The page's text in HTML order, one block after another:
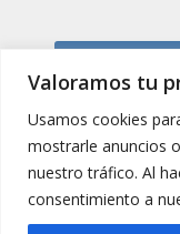
Valoramos tu
Usamos cookies
mostrarle anuncios
nuestro tráfico. Al
consentimiento a